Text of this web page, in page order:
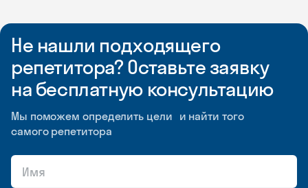
Не нашли подходящего
репетитора? Оставьте заявку
на бесплатную консультацию
Мы поможем определить цели и найти того
самого репетитора